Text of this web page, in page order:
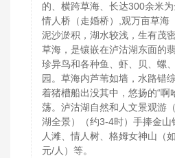
的、横跨草海、长达300余米
情人桥（走婚桥）,观万亩草海
泥沙淤积，湖水较浅，生有茂
草海，是镶嵌在泸沽湖东面的
珍异鸟和各种鱼、虾、贝、螺
园。草海内芦苇如墙，水路错
着猪槽船出没其中，悠扬的“啊
荡。泸沽湖自然和人文景观游
湖全景）（约3-4时）手捧金
人滩、情人树、格姆女神山（
元/人）等。